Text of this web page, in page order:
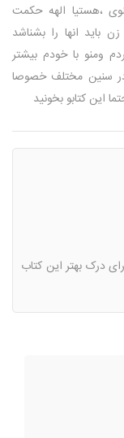
،هستیا الهه حکمت
باید انها را بشناشد
ومنو با خودم بیشتر
سنین مختلف خصوصا
این کتابو بخونید
درک بهتر این کتاب